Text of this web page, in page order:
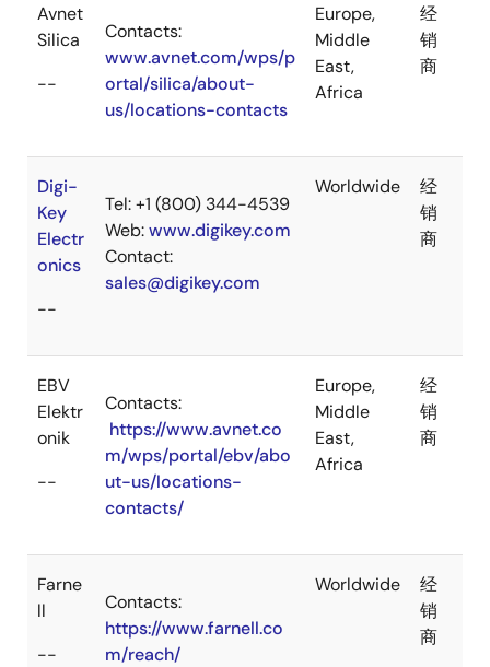
Avnet
Silica
--
Contacts:
www.avnet.com/wps/p
ortal/silica/about-
us/locations-contacts
Europe,
Middle
East,
Africa
经
销
商
Digi-
Key
Electr
onics
--
Tel: +1 (800) 344-4539
Web:www.digikey.com
Contact:
sales@digikey.com
Worldwide
经
销
商
EBV
Elektr
onik
--
Contacts:
https://www.avnet.co
m/wps/portal/ebv/abo
ut-us/locations-
contacts/
Europe,
Middle
East,
Africa
经
销
商
Farne
ll
--
Contacts:
https://www.farnell.co
m/reach/
Worldwide
经
销
商